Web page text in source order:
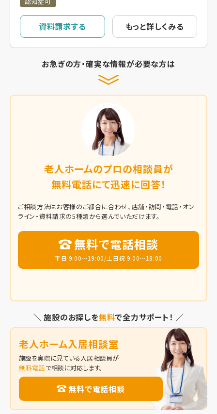
資料請求する もっと詳しくみる
お急ぎの方・確実な情報が必要な方は
老人ホームのプロの相談員が
無料電話にて迅速に回答！
ご相談方法はお客様のご都合に合わせ、店舗・訪問・電話・オン
ライン・資料請求の5種類から選んでいただけます。
無料で電話相談
平日 9:00～19:00/土日祝 9:00～18:00
＼ 施設のお探しを無料で全力サポート！ ／
老人ホーム入居相談室
施設を実際に見ている入居相談員が
無料電話で相談に対応します。
無料で電話相談